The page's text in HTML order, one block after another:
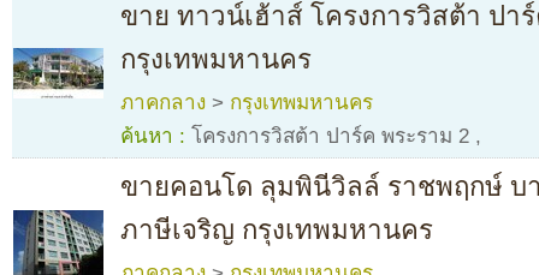
ขาย ทาวน์เฮ้าส์ โครงการวิสต้า ปา
กรุงเทพมหานคร
ภาคกลาง > กรุงเทพมหานคร
ค้นหา : โครงการวิสต้า ปาร์ค พระราม 2 ,
ขายคอนโด ลุมพินีวิลล์ ราชพฤกษ์ บ
ภาษีเจริญ กรุงเทพมหานคร